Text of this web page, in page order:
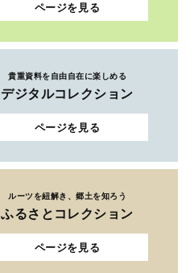
ページを見る
貴重資料を自由自在に楽しめる
デジタルコレクション
ページを見る
ルーツを紐解き、郷土を知ろう
ふるさとコレクション
ページを見る